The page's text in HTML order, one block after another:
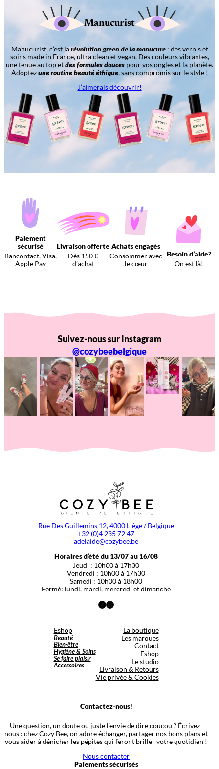
Manucurist
Manucurist, c’est larévolution green de la manucure: des vernis et
soins made in France, ultra clean et vegan. Des couleurs vibrantes,
une tenue au top etdes formules douces pour vos ongles et la planète.
Adoptezune routine beauté éthique, sans compromis sur le style !
J’aimerais découvrir!
Paiement
sécurisé
Bancontact, Visa,
Apple Pay
Livraison offerte
Dès 150 €
d’achat
Achats engagés
Consommer avec
le cœur
Besoin d’aide?
On est là!
Suivez-nous sur Instagram
@cozybeebelgique
Rue Des Guillemins 12, 4000 Liège / Belgique
+32 (0)4 235 72 47
adelaide@cozybee.be
Horaires d’été du 13/07 au 16/08
Jeudi : 10h00 à 17h30
Vendredi : 10h00 à 17h30
Samedi : 10h00 à 18h00
Fermé: lundi, mardi, mercredi et dimanche
Facebook
Instagram
Eshop
Beauté
Bien-être
Hygiène & Soins
Se faire plaisir
Accessoires
La boutique
Les marques
Contact
Eshop
Le studio
Livraison & Retours
Vie privée & Cookies
Contactez-nous!
Une question, un doute ou juste l’envie de dire coucou ? Écrivez-
nous : chez Cozy Bee, on adore échanger, partager nos bons plans et
vous aider à dénicher les pépites qui feront briller votre quotidien !
Nous contacter
Paiements sécurisés